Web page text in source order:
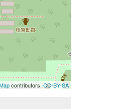
contributors, CC-BY-SA